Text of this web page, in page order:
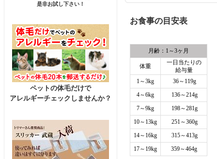
お食事の目安表
月齢：1～3ヶ月
体重
一日当たりの
給与量
1～3kg
36～119g
4～6kg
136～214g
7～9kg
198～281g
10～13kg
251～360g
14～16kg
315～413g
17～19kg
359～464g
是非お試し下さい！
ペットの体毛だけで
アレルギーチェックしませんか？